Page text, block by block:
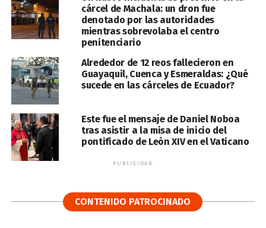
cárcel de Machala: un dron fue
denotado por las autoridades
mientras sobrevolaba el centro
penitenciario
Alrededor de 12 reos fallecieron en
Guayaquil, Cuenca y Esmeraldas: ¿Qué
sucede en las cárceles de Ecuador?
Este fue el mensaje de Daniel Noboa
tras asistir a la misa de inicio del
pontificado de León XIV en el Vaticano
PUBLICIDAD
CONTENIDO PATROCINADO